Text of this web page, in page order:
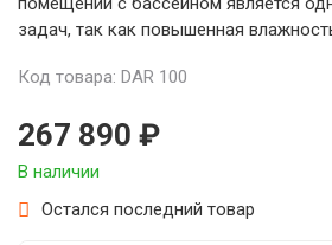
задач, так как повышенная
Код товара: DAR 100
267 890 ₽
В наличии
Остался последний товар